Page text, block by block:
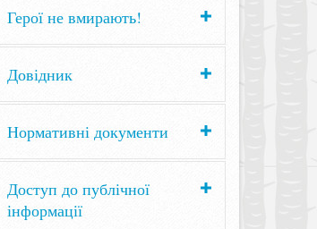
Герої не вмирають!
Довідник
Нормативні документи
Доступ до публічної
інформації